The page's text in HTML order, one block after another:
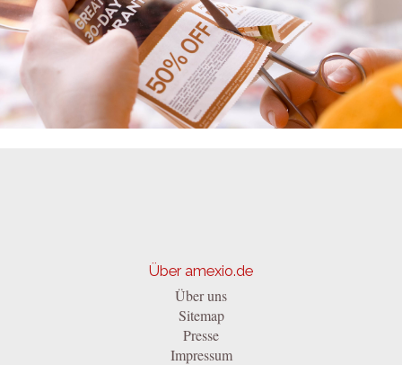
Über amexio.de
Über uns
Sitemap
Presse
Impressum